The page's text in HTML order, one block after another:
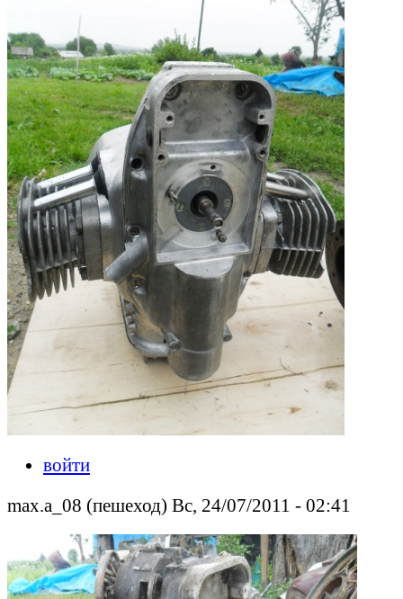
войти
max.a_08 (пешеход) Вс, 24/07/2011 - 02:41